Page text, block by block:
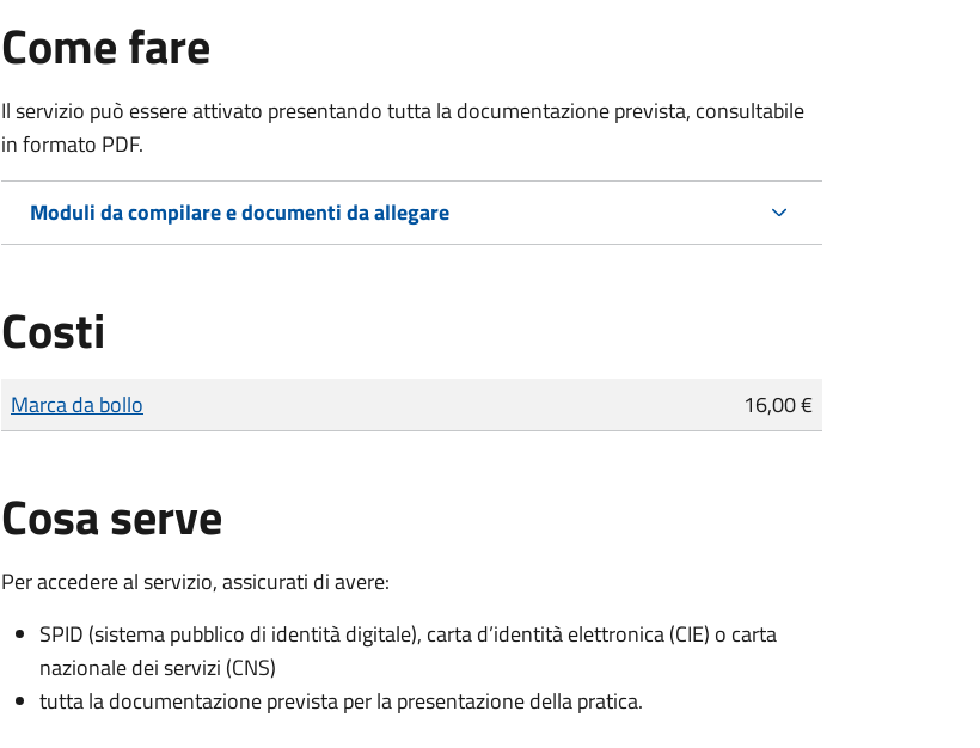
Come fare
Il servizio può essere attivato presentando tutta la documentazione prevista, consultabile
in formato PDF.
Moduli da compilare e documenti da allegare
Costi
Tipo di pagamento
Importo
Marca da bollo 16,00 €
Cosa serve
Per accedere al servizio, assicurati di avere:
SPID (sistema pubblico di identità digitale), carta d’identità elettronica (CIE) o carta
nazionale dei servizi (CNS)
tutta la documentazione prevista per la presentazione della pratica.